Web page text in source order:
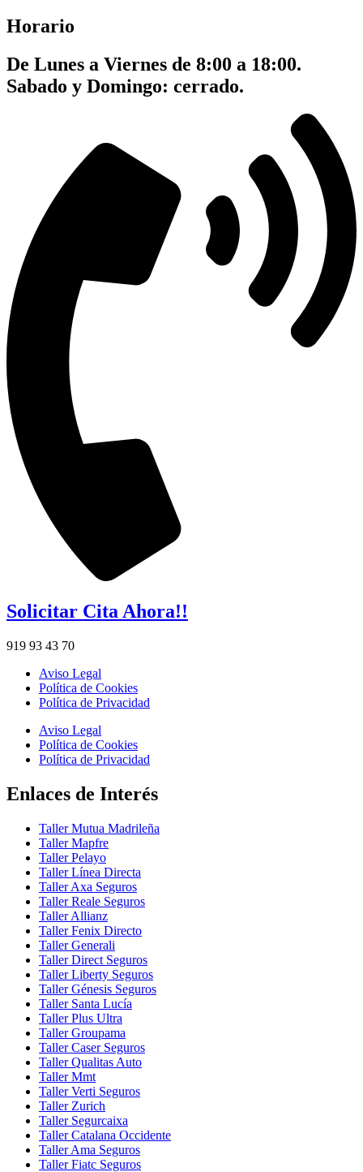
Horario
De Lunes a Viernes de 8:00 a 18:00.
Sabado y Domingo: cerrado.
Solicitar Cita Ahora!!
919 93 43 70
Aviso Legal
Política de Cookies
Política de Privacidad
Aviso Legal
Política de Cookies
Política de Privacidad
Enlaces de Interés
Taller Mutua Madrileña
Taller Mapfre
Taller Pelayo
Taller Línea Directa
Taller Axa Seguros
Taller Reale Seguros
Taller Allianz
Taller Fenix Directo
Taller Generali
Taller Direct Seguros
Taller Liberty Seguros
Taller Génesis Seguros
Taller Santa Lucía
Taller Plus Ultra
Taller Groupama
Taller Caser Seguros
Taller Qualitas Auto
Taller Mmt
Taller Verti Seguros
Taller Zurich
Taller Segurcaixa
Taller Catalana Occidente
Taller Ama Seguros
Taller Fiatc Seguros